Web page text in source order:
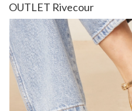
OUTLET Rivecour